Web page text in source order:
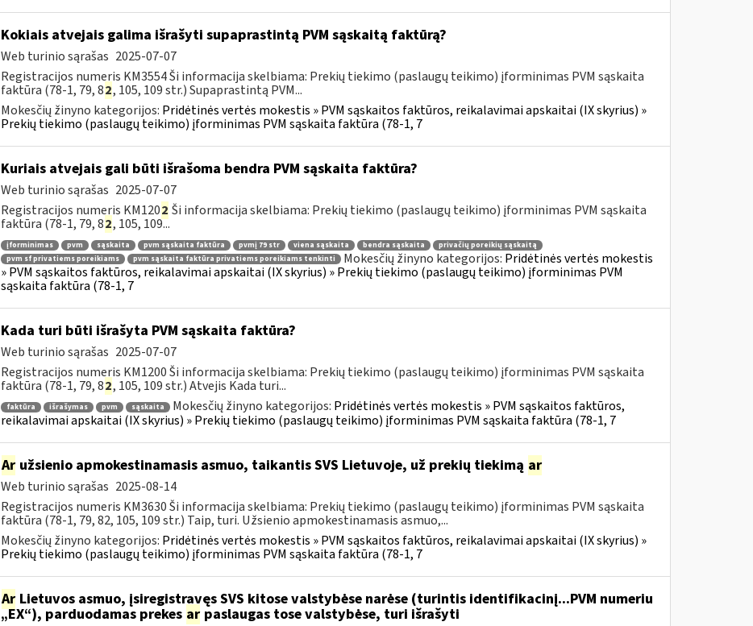
Kokiais atvejais galima išrašyti supaprastintą PVM sąskaitą faktūrą?
Web turinio sąrašas 2025-07-07
Registracijos numeris KM3554 Ši informacija skelbiama: Prekių tiekimo (paslaugų teikimo) įforminimas PVM sąskaita
faktūra (78-1, 79, 82, 105, 109 str.) Supaprastintą PVM...
Mokesčių žinyno kategorijos: Pridėtinės vertės mokestis » PVM sąskaitos faktūros, reikalavimai apskaitai (IX skyrius) »
Prekių tiekimo (paslaugų teikimo) įforminimas PVM sąskaita faktūra (78-1, 7
Kuriais atvejais gali būti išrašoma bendra PVM sąskaita faktūra?
Web turinio sąrašas 2025-07-07
Registracijos numeris KM1202 Ši informacija skelbiama: Prekių tiekimo (paslaugų teikimo) įforminimas PVM sąskaita
faktūra (78-1, 79, 82, 105, 109...
įforminimas pvm sąskaita pvm sąskaita faktūra pvmį 79 str viena sąskaita bendra sąskaita
privačių poreikių sąskaitą
pvm sf privatiems poreikiams
pvm sąskaita faktūra privatiems poreikiams tenkinti Mokesčių žinyno kategorijos: Pridėtinės vertės mokestis
» PVM sąskaitos faktūros, reikalavimai apskaitai (IX skyrius) » Prekių tiekimo (paslaugų teikimo) įforminimas PVM
sąskaita faktūra (78-1, 7
Kada turi būti išrašyta PVM sąskaita faktūra?
Web turinio sąrašas 2025-07-07
Registracijos numeris KM1200 Ši informacija skelbiama: Prekių tiekimo (paslaugų teikimo) įforminimas PVM sąskaita
faktūra (78-1, 79, 82, 105, 109 str.) Atvejis Kada turi...
faktūra išrašymas pvm sąskaita Mokesčių žinyno kategorijos: Pridėtinės vertės mokestis » PVM sąskaitos faktūros,
reikalavimai apskaitai (IX skyrius) » Prekių tiekimo (paslaugų teikimo) įforminimas PVM sąskaita faktūra (78-1, 7
Aružsienio apmokestinamasis asmuo, taikantis SVS Lietuvoje, už prekių tiekimą ar
Web turinio sąrašas 2025-08-14
Registracijos numeris KM3630 Ši informacija skelbiama: Prekių tiekimo (paslaugų teikimo) įforminimas PVM sąskaita
faktūra (78-1, 79, 82, 105, 109 str.) Taip, turi. Užsienio apmokestinamasis asmuo,...
Mokesčių žinyno kategorijos: Pridėtinės vertės mokestis » PVM sąskaitos faktūros, reikalavimai apskaitai (IX skyrius) »
Prekių tiekimo (paslaugų teikimo) įforminimas PVM sąskaita faktūra (78-1, 7
ArLietuvos asmuo, įsiregistravęs SVS kitose valstybėse narėse (turintis identifikacinį...PVM numeriu
„EX“), parduodamas prekes arpaslaugas tose valstybėse, turi išrašyti